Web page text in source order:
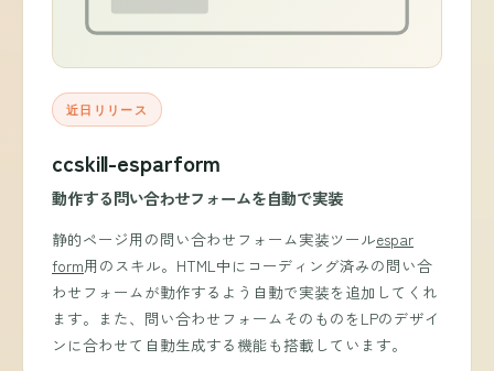
近日リリース
ccskill-esparform
動作する問い合わせフォームを自動で実装
静的ページ用の問い合わせフォーム実装ツールespar
form用のスキル。HTML中にコーディング済みの問い合
わせフォームが動作するよう自動で実装を追加してくれ
ます。また、問い合わせフォームそのものをLPのデザイ
ンに合わせて自動生成する機能も搭載しています。